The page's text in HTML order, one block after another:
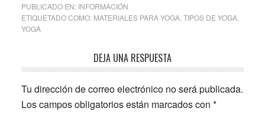
PUBLICADO EN: INFORMACIÓN
ETIQUETADO COMO: MATERIALES PARA YOGA, TIPOS DE YOGA,
YOGA
Interacciones
con
los
lectores
DEJA UNA RESPUESTA
Tu dirección de correo electrónico no será publicada.
Los campos obligatorios están marcados con *